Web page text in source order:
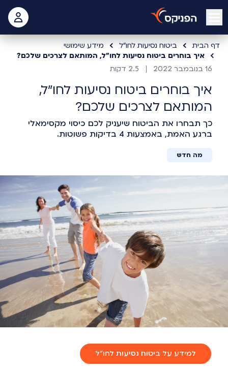
open mobile menu
דף הבית ביטוח נסיעות לחו"ל
מידע שימושי
איך בוחרים ביטוח נסיעות לחו"ל, המותאם לצרכים שלכם?
16 בנובמבר 2022
2.5 דקות
איך בוחרים ביטוח נסיעות לחו"ל,
המותאם לצרכים שלכם?
כך תבחרו את הביטוח שיעניק לכם כיסוי מקסימאלי
ברגע האמת, באמצעות 4 בדיקות פשוטות.
מה חדש
למידע על ביטוח נסיעות לחו"ל